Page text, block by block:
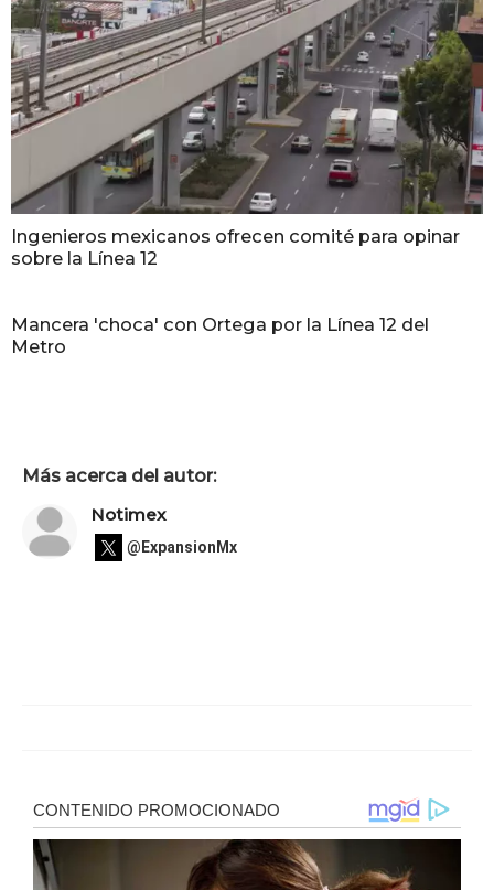
Ingenieros mexicanos ofrecen comité para opinar
sobre la Línea 12
Mancera 'choca' con Ortega por la Línea 12 del
Metro
Más acerca del autor:
Notimex
@ExpansionMx